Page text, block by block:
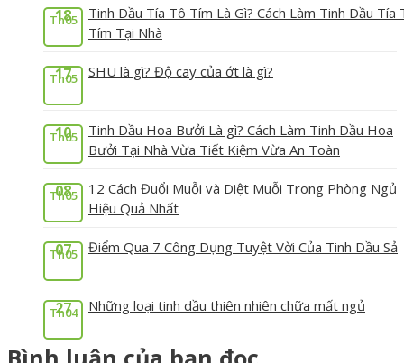
18
Th05
Tinh Dầu Tía Tô Tím Là Gì? Cách Làm Tinh Dầu Tía
Tím Tại Nhà
17
Th05 SHU là gì? Độ cay của ớt là gì?
10
Th05
Tinh Dầu Hoa Bưởi Là gì? Cách Làm Tinh Dầu Hoa
Bưởi Tại Nhà Vừa Tiết Kiệm Vừa An Toàn
08
Th05
12 Cách Đuổi Muỗi và Diệt Muỗi Trong Phòng Ngủ
Hiệu Quả Nhất
07
Th05 Điểm Qua 7 Công Dụng Tuyệt Vời Của Tinh Dầu Sả
27
Th04 Những loại tinh dầu thiên nhiên chữa mất ngủ